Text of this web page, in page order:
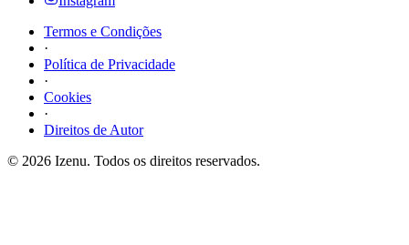
Termos e Condições
·
Política de Privacidade
·
Cookies
·
Direitos de Autor
© 2026 Izenu. Todos os direitos reservados.